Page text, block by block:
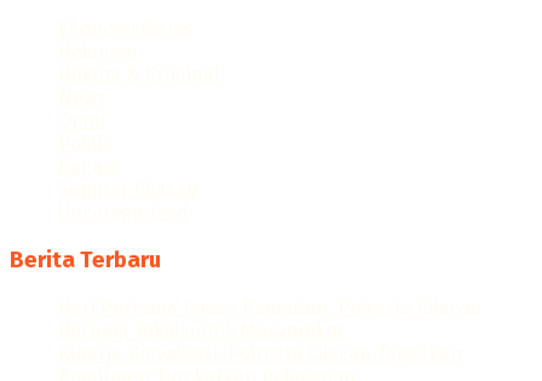
Berita Terbaru